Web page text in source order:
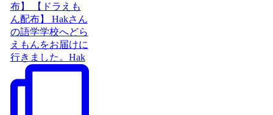
布】 【ドラえも
ん配布】 Hakさん
の語学学校へどら
えもんをお届けに
行きました。Hak